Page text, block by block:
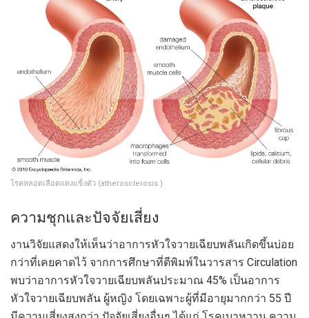
โรคหลอดเลือดแดงแข็งตัว (atherosclerosis )
ความชุกและปัจจัยเสี่ยง
งานวิจัยแสดงให้เห็นว่าอาการหัวใจวายเฉียบพลันเกิดขึ้นบ่อย
กว่าที่เคยคาดไว้ จากการศึกษาที่ตีพิมพ์ในวารสาร Circulation
พบว่าอาการหัวใจวายเฉียบพลันประมาณ 45% เป็นอาการ
หัวใจวายเฉียบพลัน ผู้หญิง โดยเฉพาะผู้ที่มีอายุมากกว่า 55 ปี